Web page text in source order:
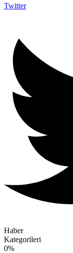
Twitter
Haber
Kategorileri
0%